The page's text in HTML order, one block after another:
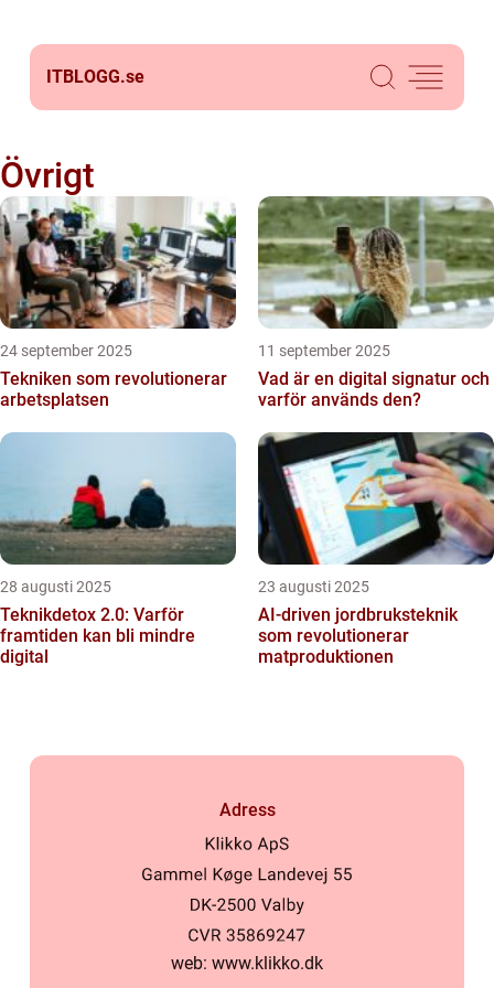
ITBLOGG.se
Övrigt
24 september 2025
Tekniken som revolutionerar
arbetsplatsen
11 september 2025
Vad är en digital signatur och
varför används den?
28 augusti 2025
Teknikdetox 2.0: Varför
framtiden kan bli mindre
digital
23 augusti 2025
AI‑driven jordbruksteknik
som revolutionerar
matproduktionen
Adress
web: www.klikko.dk